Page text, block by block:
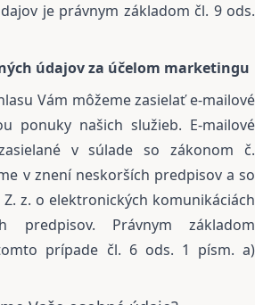
je právnym základom čl. 9 ods.
údajov za účelom marketingu
Vám môžeme zasielať e-mailové
ponuky našich služieb. E-mailové
v súlade so zákonom č.
v znení neskorších predpisov a so
z. o elektronických komunikáciách
predpisov. Právnym základom
prípade čl. 6 ods. 1 písm. a)